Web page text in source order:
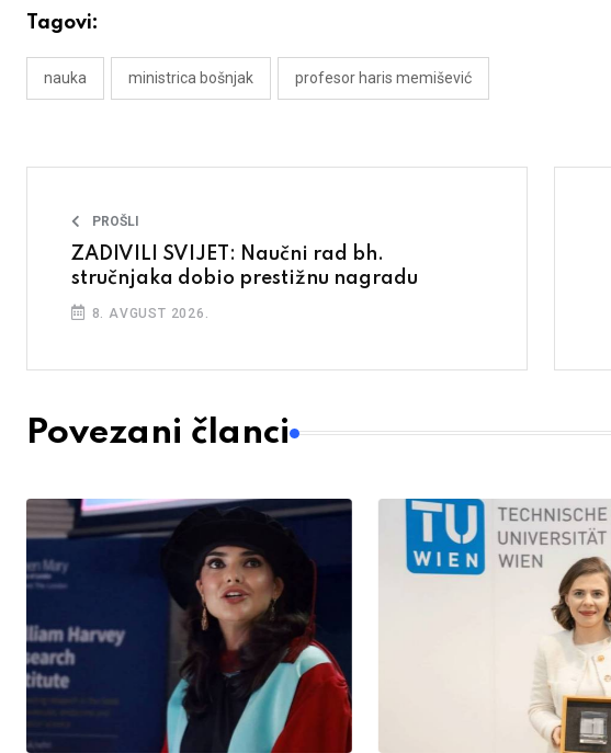
Tagovi:
nauka ministrica bošnjak profesor haris memišević
PROŠLI
ZADIVILI SVIJET: Naučni rad bh.
stručnjaka dobio prestižnu nagradu
8. AVGUST 2026.
Povezani članci